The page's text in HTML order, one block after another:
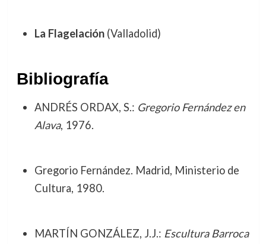
La Flagelación(Valladolid)
Bibliografía
ANDRÉS ORDAX, S.: Gregorio Fernández en
Alava, 1976.
Gregorio Fernández. Madrid, Ministerio de
Cultura, 1980.
MARTÍN GONZÁLEZ, J.J.: Escultura Barroca